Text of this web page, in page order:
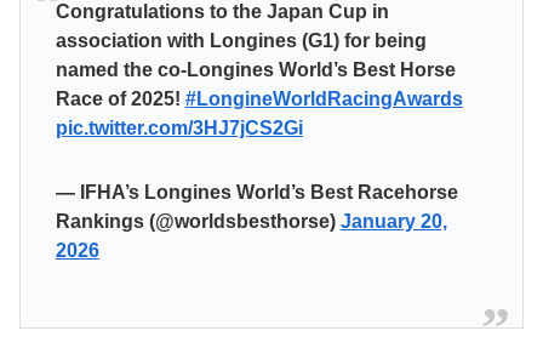
Congratulations to the Japan Cup in
association with Longines (G1) for being
named the co-Longines World’s Best Horse
Race of 2025! #LongineWorldRacingAwards
pic.twitter.com/3HJ7jCS2Gi
— IFHA’s Longines World’s Best Racehorse
Rankings (@worldsbesthorse) January 20,
2026